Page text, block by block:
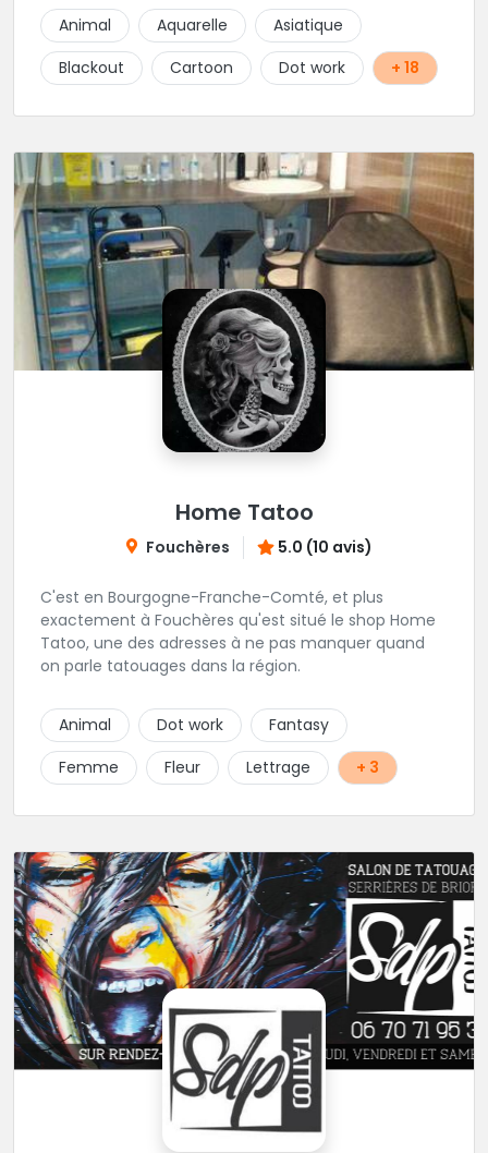
enfant et sympathique, vous pourrez demander
conseil pour votre tattoo. N'hésitez plus une seconde
pour rencontrer cette belle équipe !
Animal Aquarelle
Asiatique
Blackout
Cartoon Dot work + 18
Home Tatoo
Fouchères 5.0 (10 avis)
C'est en Bourgogne-Franche-Comté, et plus
exactement à Fouchères qu'est situé le shop Home
Tatoo, une des adresses à ne pas manquer quand
on parle tatouages dans la région.
Animal Dot work
Fantasy
Femme
Fleur Lettrage + 3